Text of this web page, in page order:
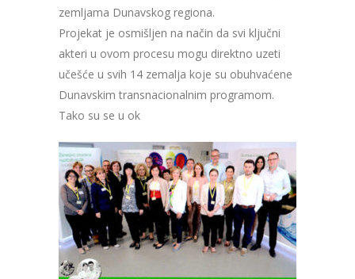
zemljama Dunavskog regiona.
Projekat je osmišljen na način da svi ključni
akteri u ovom procesu mogu direktno uzeti
učešće u svih 14 zemalja koje su obuhvaćene
Dunavskim transnacionalnim programom.
Tako su se u ok